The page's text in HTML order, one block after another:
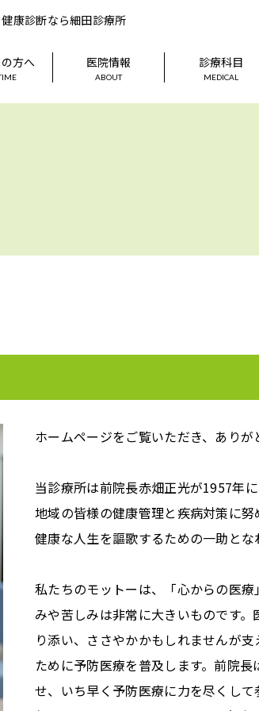
康診断なら細田診療所
方へ 医院情報
ABOUT
診療科目
MEDICAL
ホームページをご覧いただき、ありが
当診療所は前院長赤畑正光が1957年
地域の皆様の健康管理と疾病対策に
健康な人生を謳歌するための一助とな
私たちのモットーは、「心からの医
みや苦しみは非常に大きいものです
り添い、ささやかかもしれませんが
ために予防医療を普及します。前院
せ、いち早く予防医療に力を尽くし